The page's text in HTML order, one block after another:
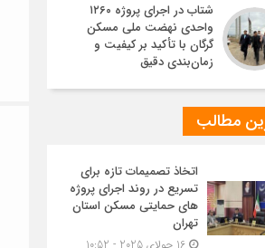
شتاب در اجرای پروژه ۱۲۶۰
واحدی نهضت ملی مسکن
گرگان با تأکید بر کیفیت و
زمان‌بندی دقیق
مطالب
اتخاذ تصمیمات تازه برای
تسریع در روند اجرای پروژه
های حمایتی مسکن استان
تهران